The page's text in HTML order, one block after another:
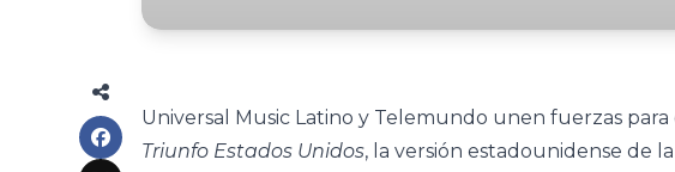
Universal Music Latino y Telemundo unen fuerzas para
Triunfo Estados Unidos, la versión estadounidense de